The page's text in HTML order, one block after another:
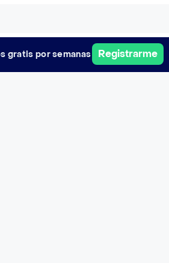
gratis por semanas Registrarme